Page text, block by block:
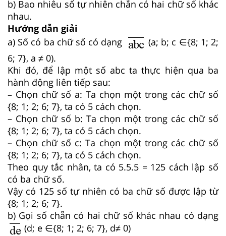
b) Bao nhiêu số tự nhiên chẵn có hai chữ số khác
nhau.
Hướng dẫn giải
a) Số có ba chữ số có dạng
(a; b; c ∈{8; 1; 2;
6; 7}, a ≠ 0).
Khi đó, để lập một số abc ta thực hiện qua ba
hành động liên tiếp sau:
– Chọn chữ số a: Ta chọn một trong các chữ số
{8; 1; 2; 6; 7}, ta có 5 cách chọn.
– Chọn chữ số b: Ta chọn một trong các chữ số
{8; 1; 2; 6; 7}, ta có 5 cách chọn.
– Chọn chữ số c: Ta chọn một trong các chữ số
{8; 1; 2; 6; 7}, ta có 5 cách chọn.
Theo quy tắc nhân, ta có 5.5.5 = 125 cách lập số
có ba chữ số.
Vậy có 125 số tự nhiên có ba chữ số được lập từ
{8; 1; 2; 6; 7}.
b) Gọi số chẵn có hai chữ số khác nhau có dạng
(d; e ∈{8; 1; 2; 6; 7}, d≠ 0)